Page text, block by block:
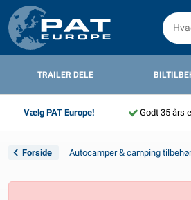
TRAILER DELE
Vælg PAT Europe! Godt 35 års
Forside Autocamper & camping tilbehør